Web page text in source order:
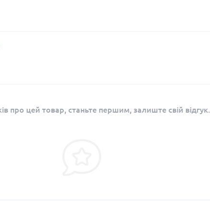
про цей товар, станьте першим, залиште свій відгук.